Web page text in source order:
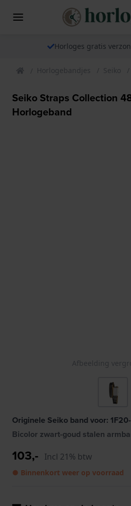
Horloges gratis
Horlogebandjes Seiko
Seiko Straps Collection
Horlogeband
Afbeelding
Originele Seiko band voor:
Bicolor zwart-goud stalen
103,- Incl 21% btw
● Binnenkort weer op voorraad